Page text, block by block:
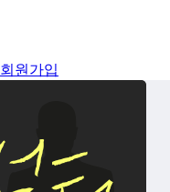
회원가입